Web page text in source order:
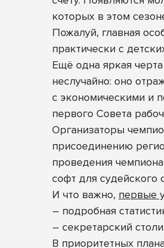
которых в этом
Пожалуй, главная
практически с
Ещё одна яркая
неслучайно: оно
с экономическими и
первого Совета
Организаторы
присоединению
проведения
софт для судейского
И что важно, первые
– подробная
– секретарский
В приоритетных